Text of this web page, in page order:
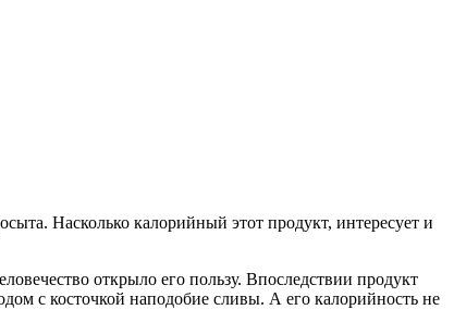
Насколько калорийный этот продукт, интересует и
открыло его пользу. Впоследствии продукт
с косточкой наподобие сливы. А его калорийность не